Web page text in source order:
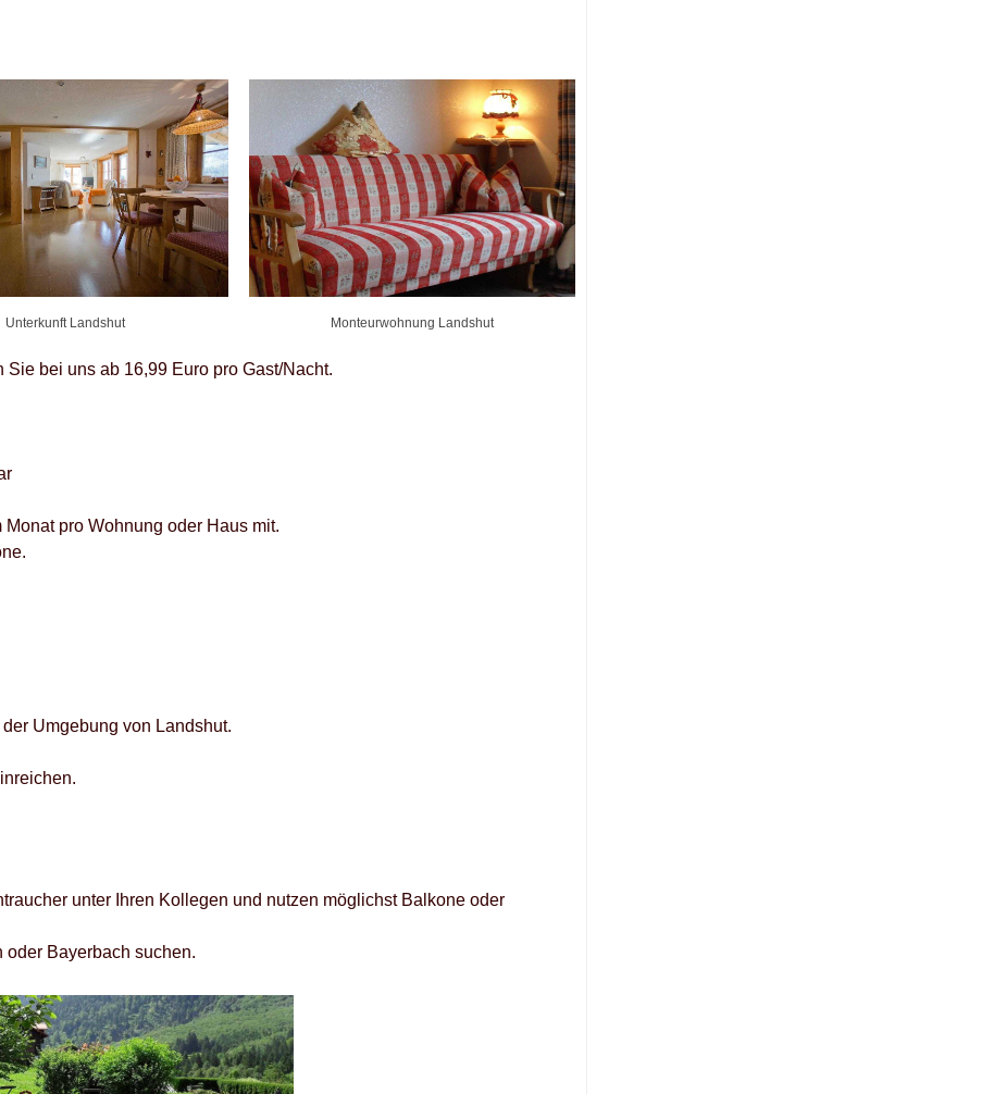
Unterkunft Landshut Monteurwohnung Landshut
bei uns ab 16,99 Euro pro Gast/Nacht.
pro Wohnung oder Haus mit.
Umgebung von Landshut.
unter Ihren Kollegen und nutzen möglichst Balkone oder
Bayerbach suchen.